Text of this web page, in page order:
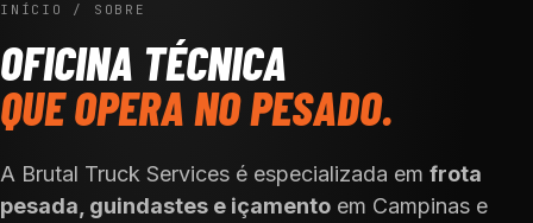
INÍCIO / SOBRE
OFICINA TÉCNICA
QUE OPERA NO PESADO.
A Brutal Truck Services é especializada em frota
pesada, guindastes e içamento em Campinas e